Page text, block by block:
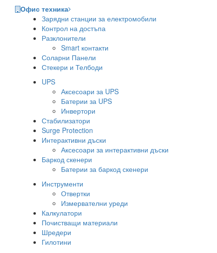
Офис техника
Зарядни станции за електромобили
Контрол на достъпа
Разклонители
Smart контакти
Соларни Панели
Стекери и Телбоди
UPS
Аксесоари за UPS
Батерии за UPS
Инвертори
Стабилизатори
Surge Protection
Интерактивни дъски
Аксесоари за интерактивни дъски
Баркод скенери
Батерии за баркод скенери
Инструменти
Отвертки
Измервателни уреди
Калкулатори
Почистващи материали
Шредери
Гилотини